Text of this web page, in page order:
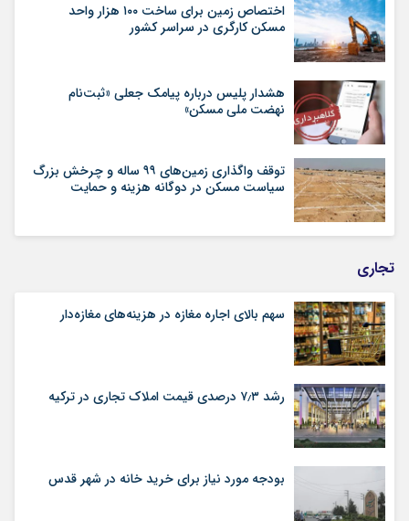
اختصاص زمین برای ساخت ۱۰۰ هزار واحد
مسکن کارگری در سراسر کشور
هشدار پلیس درباره پیامک جعلی «ثبت‌نام
نهضت ملی مسکن»
توقف واگذاری زمین‌های ۹۹ ساله و چرخش بزرگ
سیاست مسکن در دوگانه هزینه و حمایت
تجاری
سهم بالای اجاره‌‌ مغازه در هزینه‌‌های مغازه‌‌دار
رشد ۷٫۳ درصدی قیمت‌ املاک تجاری در ترکیه
بودجه مورد نیاز برای خرید خانه در شهر قدس